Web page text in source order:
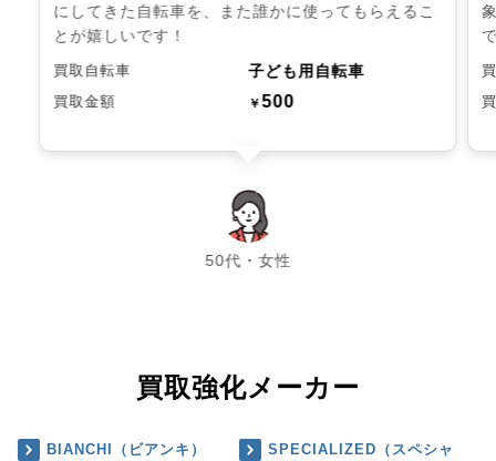
にしてきた自転車を、また誰かに使ってもらえるこ
とが嬉しいです！
買取自転車 子ども用自転車
買取金額 ￥500
50代・女性
chevron_left chevron_right
買取強化メーカー
BIANCHI（ビアンキ） SPECIALIZED（スペシャ